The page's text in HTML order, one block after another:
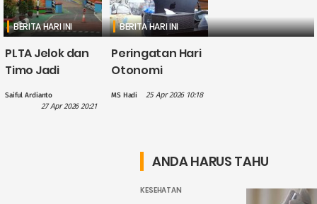
BERITA HARI INI
PLTA Jelok dan
Timo Jadi
dalam
Saiful Ardianto
27 Apr 2026 20:21
BERITA HARI INI
Peringatan Hari
Otonomi
Hilmy: Hak
Sekadar
Wacana
MS Hadi 25 Apr 2026 10:18
ANDA HARUS TAHU
KESEHATAN